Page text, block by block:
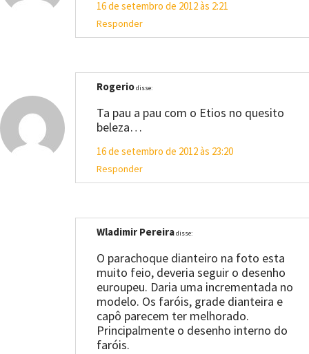
16 de setembro de 2012 às 2:21
Responder
Rogeriodisse:
Ta pau a pau com o Etios no quesito
beleza…
16 de setembro de 2012 às 23:20
Responder
Wladimir Pereiradisse:
O parachoque dianteiro na foto esta
muito feio, deveria seguir o desenho
euroupeu. Daria uma incrementada no
modelo. Os faróis, grade dianteira e
capô parecem ter melhorado.
Principalmente o desenho interno do
faróis.